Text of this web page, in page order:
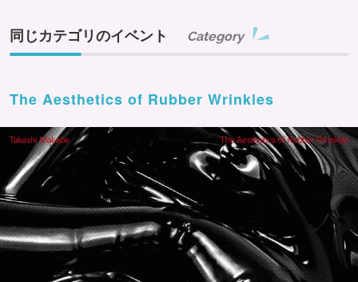
同じカテゴリのイベント Category
The Aesthetics of Rubber Wrinkles